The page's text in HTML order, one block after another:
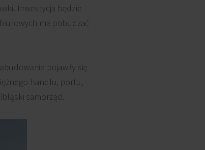
Inwestycja będzie
ma pobudzać
pojawiły się
handlu, portu,
samorząd.